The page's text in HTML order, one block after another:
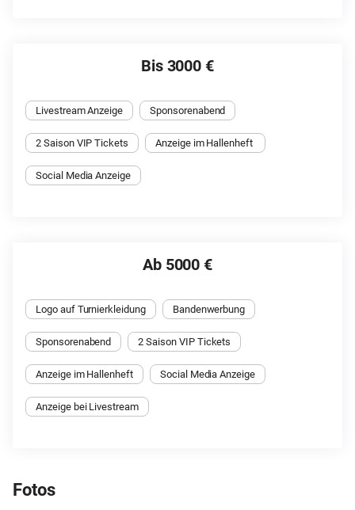
Bis 3000 €
Livestream Anzeige Sponsorenabend
2 Saison VIP Tickets Anzeige im Hallenheft
Social Media Anzeige
Ab 5000 €
Logo auf Turnierkleidung Bandenwerbung
Sponsorenabend 2 Saison VIP Tickets
Anzeige im Hallenheft Social Media Anzeige
Anzeige bei Livestream
Fotos